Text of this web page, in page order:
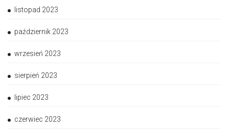
listopad 2023
październik 2023
wrzesień 2023
sierpień 2023
lipiec 2023
czerwiec 2023